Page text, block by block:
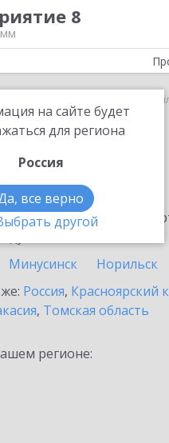
8
на сайте будет
для региона
Россия
все верно
другой
ИТС
ИТС Ритейл
с информационными
Минусинск Норильск
Россия, Красноярский
, Томская область
регионе: